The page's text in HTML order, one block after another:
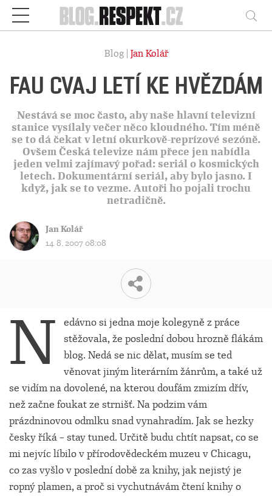
Respekt
Blog | Jan Kolář
FAU CVAJ LETÍ KE HVĚZDÁM
Nestává se moc často, aby naše hlavní televizní
stanice vysílaly večer něco kloudného. Tím méně
se to dá čekat v letní okurkově-reprízové sezóně.
Ovšem Česká televize nám přece jen nabídla
jeden velmi zajímavý pořad: seriál o kosmických
letech. Dokumentární seriál, aby bylo jasno. I
když, jak se to vezme. Autoři ho pojali trochu
netradičně.
Jan Kolář
14. 8. 2007 08:08
N
edávno si jedna moje kolegyně z práce
stěžovala, že poslední dobou hrozně flákám
blog. Nedá se nic dělat, musím se ted
věnovat jiným literárním žánrům, a také už
se vidím na dovolené, na kterou doufám zmizím dřív,
než začne foukat ze strnišť. Na podzim vám
prázdninovou odmlku snad vynahradím. Jak se hezky
česky říká – stay tuned. Určitě budu chtít napsat, co se
mi nejvíc líbilo v přírodovědeckém muzeu v Chicagu,
co zas vyšlo v poslední době za knihy, jak nejistý je
ropný plamen, a proč si vychutnávám čtení knihy o